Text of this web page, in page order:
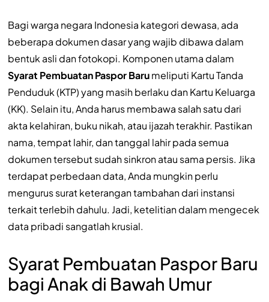
Bagi warga negara Indonesia kategori dewasa, ada
beberapa dokumen dasar yang wajib dibawa dalam
bentuk asli dan fotokopi. Komponen utama dalam
Syarat Pembuatan Paspor Barumeliputi Kartu Tanda
Penduduk (KTP) yang masih berlaku dan Kartu Keluarga
(KK). Selain itu, Anda harus membawa salah satu dari
akta kelahiran, buku nikah, atau ijazah terakhir. Pastikan
nama, tempat lahir, dan tanggal lahir pada semua
dokumen tersebut sudah sinkron atau sama persis. Jika
terdapat perbedaan data, Anda mungkin perlu
mengurus surat keterangan tambahan dari instansi
terkait terlebih dahulu. Jadi, ketelitian dalam mengecek
data pribadi sangatlah krusial.
Syarat Pembuatan Paspor Baru
bagi Anak di Bawah Umur